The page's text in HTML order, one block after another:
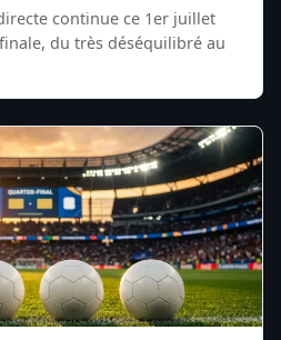
continue ce 1er juillet
du très déséquilibré au